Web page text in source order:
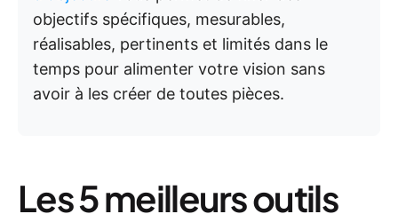
objectifs spécifiques, mesurables,
réalisables, pertinents et limités dans le
temps pour alimenter votre vision sans
avoir à les créer de toutes pièces.
Les 5 meilleurs outils